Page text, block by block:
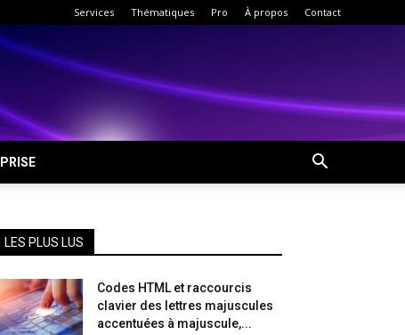
Services Thématiques Pro À propos Contact
LES PLUS LUS
Codes HTML et raccourcis
clavier des lettres majuscules
accentuées à majuscule,...